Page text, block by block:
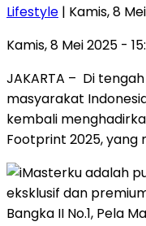
Lifestyle | Kamis, 8
Kamis, 8 Mei 2025 -
JAKARTA – Di
masyarakat
kembali
Footprint 2025, yang